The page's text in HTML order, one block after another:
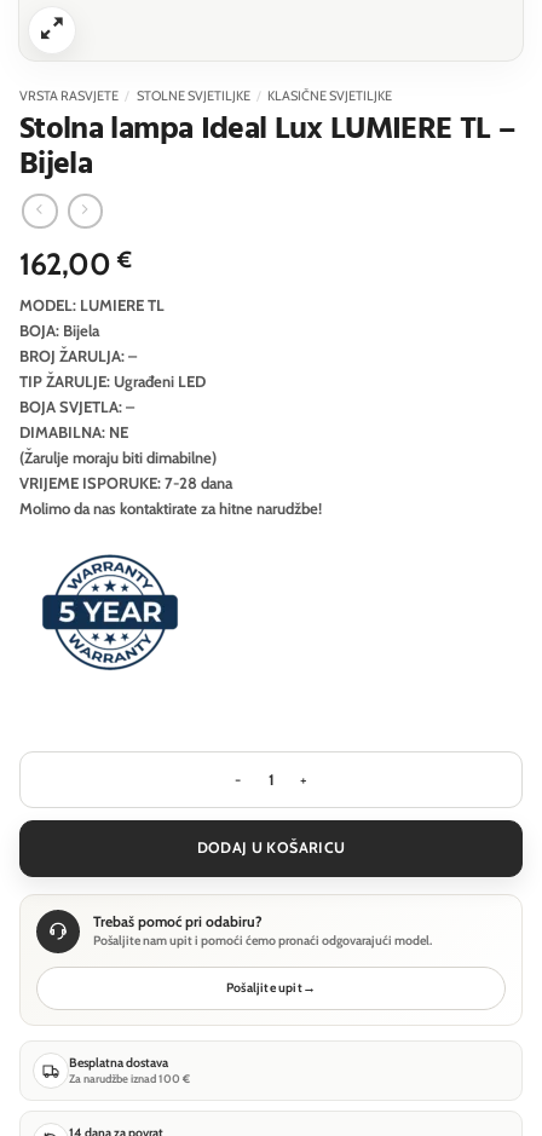
VRSTA RASVJETE / STOLNE SVJETILJKE / KLASIČNE SVJETILJKE
Stolna lampa Ideal Lux LUMIERE TL –
Bijela
162,00€
MODEL: LUMIERE TL
BOJA: Bijela
BROJ ŽARULJA: –
TIP ŽARULJE: Ugrađeni LED
BOJA SVJETLA: –
DIMABILNA: NE
(Žarulje moraju biti dimabilne)
VRIJEME ISPORUKE: 7-28 dana
Molimo da nas kontaktirate za hitne narudžbe!
Stolna lampa Ideal Lux LUMIERE TL
DODAJ U KOŠARICU
Trebaš pomoć pri odabiru?
Pošaljite nam upit i pomoći ćemo pronaći odgovarajući model.
Pošaljite upit→
Besplatna dostava
Za narudžbe iznad 100 €
14 dana za povrat